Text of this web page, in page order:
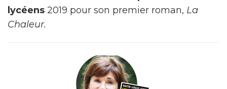
lycéens 2019 pour son premier roman, La
Chaleur.